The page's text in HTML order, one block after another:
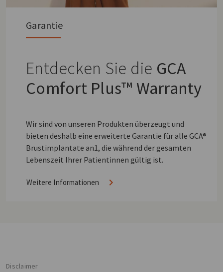
Garantie
Entdecken Sie die GCA
Comfort Plus™ Warranty
Wir sind von unseren Produkten überzeugt und
bieten deshalb eine erweiterte Garantie für alle GCA®
Brustimplantate an1, die während der gesamten
Lebenszeit Ihrer Patientinnen gültig ist.
Weitere Informationen
Disclaimer